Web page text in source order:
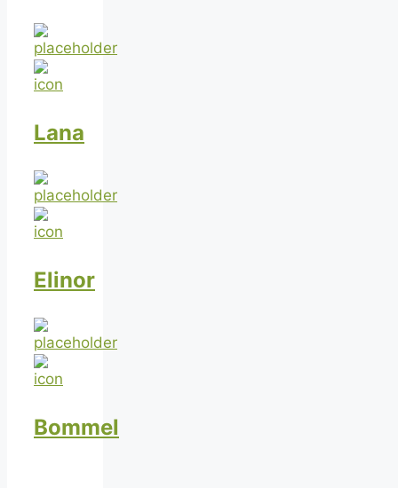
Lana
Elinor
Bommel